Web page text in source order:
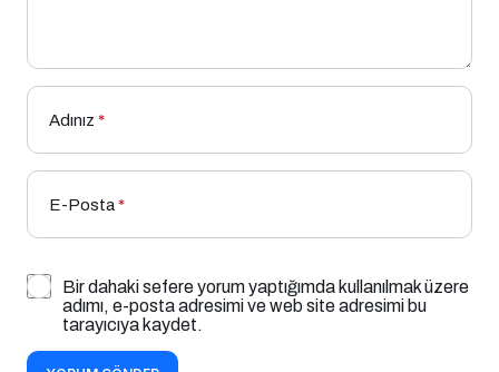
Adınız *
E-Posta*
Bir dahaki sefere yorum yaptığımda kullanılmak üzere
adımı, e-posta adresimi ve web site adresimi bu
tarayıcıya kaydet.